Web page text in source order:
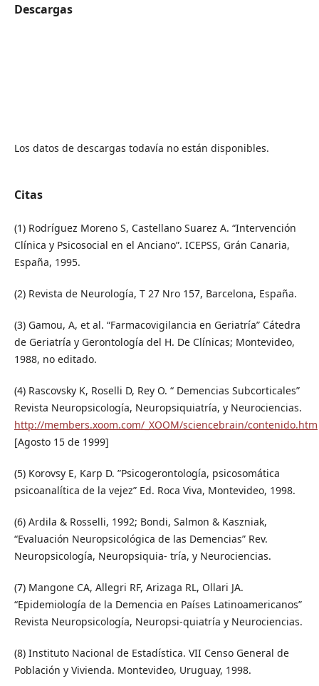
Descargas
Los datos de descargas todavía no están disponibles.
Citas
(1) Rodríguez Moreno S, Castellano Suarez A. “Intervención
Clínica y Psicosocial en el Anciano”. ICEPSS, Grán Canaria,
España, 1995.
(2) Revista de Neurología, T 27 Nro 157, Barcelona, España.
(3) Gamou, A, et al. “Farmacovigilancia en Geriatría” Cátedra
de Geriatría y Gerontología del H. De Clínicas; Montevideo,
1988, no editado.
(4) Rascovsky K, Roselli D, Rey O. “ Demencias Subcorticales”
Revista Neuropsicología, Neuropsiquiatría, y Neurociencias.
http://members.xoom.com/_XOOM/sciencebrain/contenido.htm
[Agosto 15 de 1999]
(5) Korovsy E, Karp D. ”Psicogerontología, psicosomática
psicoanalítica de la vejez” Ed. Roca Viva, Montevideo, 1998.
(6) Ardila & Rosselli, 1992; Bondi, Salmon & Kaszniak,
“Evaluación Neuropsicológica de las Demencias” Rev.
Neuropsicología, Neuropsiquia- tría, y Neurociencias.
(7) Mangone CA, Allegri RF, Arizaga RL, Ollari JA.
“Epidemiología de la Demencia en Países Latinoamericanos”
Revista Neuropsicología, Neuropsi-quiatría y Neurociencias.
(8) Instituto Nacional de Estadística. VII Censo General de
Población y Vivienda. Montevideo, Uruguay, 1998.